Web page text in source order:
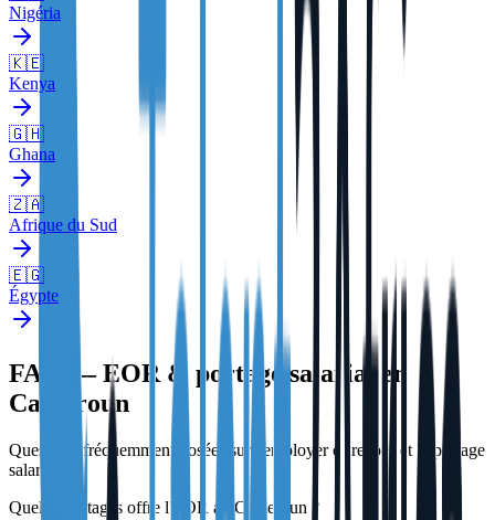
Nigéria
🇰🇪
Kenya
🇬🇭
Ghana
🇿🇦
Afrique du Sud
🇪🇬
Égypte
FAQ — EOR & portage salarial en
Cameroun
Questions fréquemment posées sur l'employer of record et le portage
salarial.
Quels avantages offre l'EOR au Cameroun ?